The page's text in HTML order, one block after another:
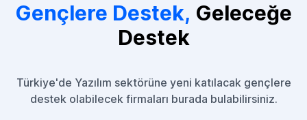
Gençlere Destek, Geleceğe
Destek
Türkiye'de Yazılım sektörüne yeni katılacak gençlere
destek olabilecek firmaları burada bulabilirsiniz.